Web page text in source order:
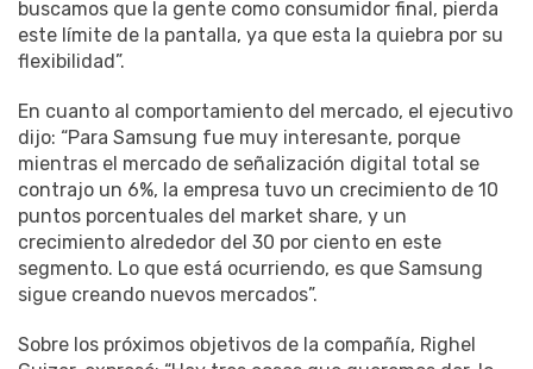
buscamos que la gente como consumidor final, pierda
este límite de la pantalla, ya que esta la quiebra por su
flexibilidad”.
En cuanto al comportamiento del mercado, el ejecutivo
dijo: “Para Samsung fue muy interesante, porque
mientras el mercado de señalización digital total se
contrajo un 6%, la empresa tuvo un crecimiento de 10
puntos porcentuales del market share, y un
crecimiento alrededor del 30 por ciento en este
segmento. Lo que está ocurriendo, es que Samsung
sigue creando nuevos mercados”.
Sobre los próximos objetivos de la compañía, Righel